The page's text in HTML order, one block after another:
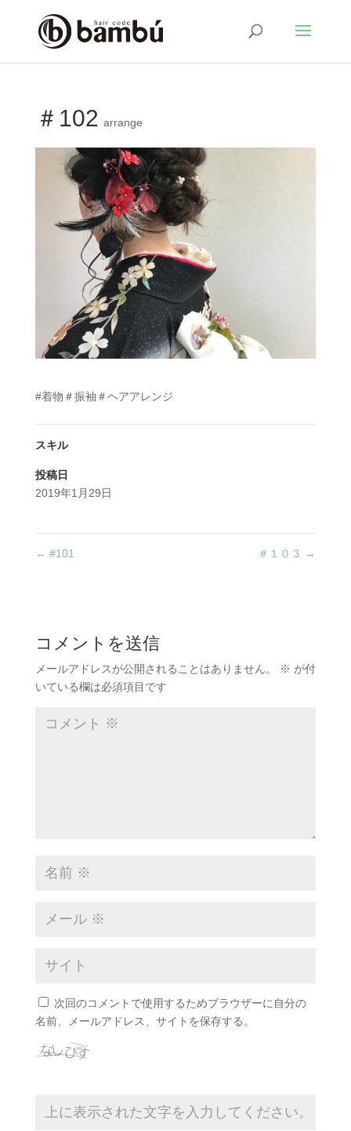
＃102 arrange
#着物＃振袖＃ヘアアレンジ
スキル
投稿日
2019年1月29日
← #101 ＃１０３ →
コメントを送信
メールアドレスが公開されることはありません。 ※ が付
いている欄は必須項目です
次回のコメントで使用するためブラウザーに自分の
名前、メールアドレス、サイトを保存する。